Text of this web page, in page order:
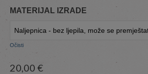
MATERIJAL IZRADE
Očisti
20,00 €